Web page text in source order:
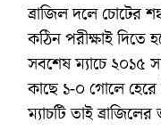
ব্রাজিল দলে চোটের
কঠিন পরীক্ষাই
সবশেষ ম্যাচে ২০১৫
কাছে ১-০ গোলে হেরে
ম্যাচটি তাই